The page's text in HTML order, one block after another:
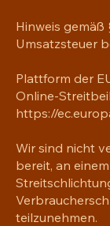
Hinweis gemäß
Umsatzsteuer
Plattform der
Online-
https://
Wir sind nicht
bereit, an einem
teilzunehmen.